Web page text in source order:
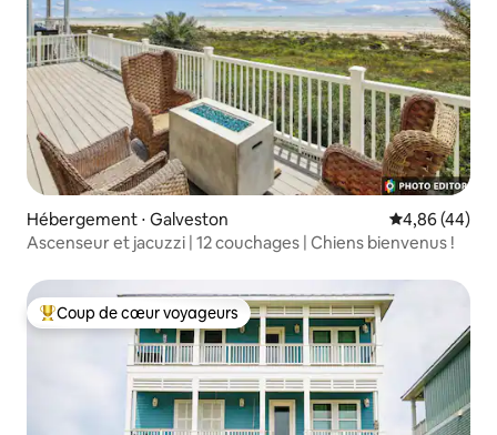
Hébergement ⋅ Galveston Évaluation
4,86 (44)
Ascenseur et jacuzzi | 12 couchages | Chiens bienvenus !
Coups de cœur voyageurs les plus appréciés
Coup de cœur voyageurs